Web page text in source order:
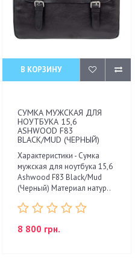
В КОРЗИНУ
СУМКА МУЖСКАЯ ДЛЯ
НОУТБУКА 15,6
ASHWOOD F83
BLACK/MUD (ЧЕРНЫЙ)
Характеристики - Сумка
мужская для ноутбука 15,6
Ashwood F83 Black/Mud
(Черный) Материал натур..
8 800 грн.